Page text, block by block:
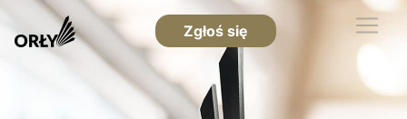
Zgłoś się